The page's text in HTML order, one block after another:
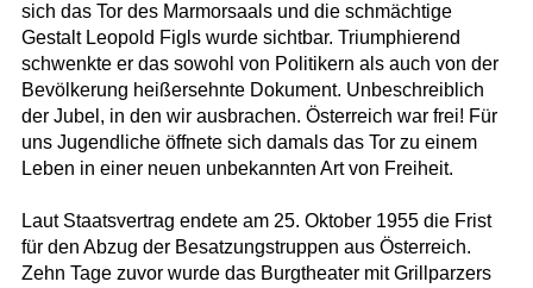
sich das Tor des Marmorsaals und die schmächtige
Gestalt Leopold Figls wurde sichtbar. Triumphierend
schwenkte er das sowohl von Politikern als auch von der
Bevölkerung heißersehnte Dokument. Unbeschreiblich
der Jubel, in den wir ausbrachen. Österreich war frei! Für
uns Jugendliche öffnete sich damals das Tor zu einem
Leben in einer neuen unbekannten Art von Freiheit.
Laut Staatsvertrag endete am 25. Oktober 1955 die Frist
für den Abzug der Besatzungstruppen aus Österreich.
Zehn Tage zuvor wurde das Burgtheater mit Grillparzers